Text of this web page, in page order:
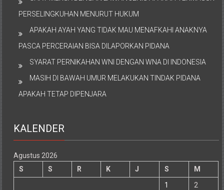
PERSELINGKUHAN MENURUT HUKUM
APAKAH AYAH YANG TIDAK MAU MENAFKAHI ANAKNYA
PASCA PERCERAIAN BISA DILAPORKAN PIDANA
SYARAT PERNIKAHAN WNI DENGAN WNA DI INDONESIA
MASIH DI BAWAH UMUR MELAKUKAN TINDAK PIDANA
APAKAH TETAP DIPENJARA
KALENDER
Agustus 2026
S
S R K J S
M
1
2